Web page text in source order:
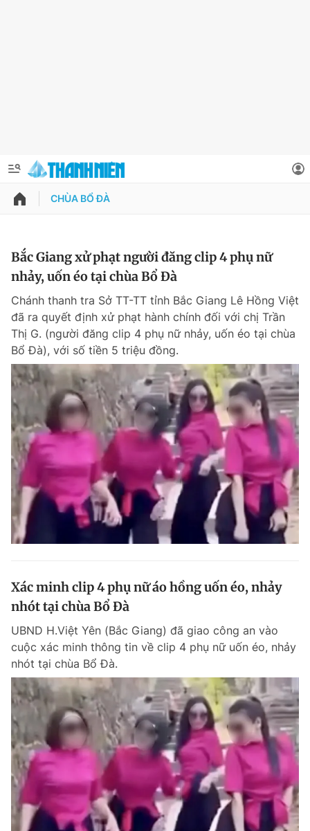
QUẢNG CÁO
Chuyên mục khác
Chào ngày mới Tin 24h
Tin thị trường Tin 360
Video Magazine
Sản phẩm khác
Tiện ích Bạn cần biết
Đọc Thanh Niên trên điện thoại
Theo dõi báo trên
Hotline
0906 645 777
Liên hệ quảng cáo
0908 780 404
Thông tin tài khoản
Đổi mật khẩu
Tin đã lưu
Tin đã xem
Đăng xuất
CHÙA BỔ ĐÀ
Bắc Giang xử phạt người đăng clip 4 phụ nữ
nhảy, uốn éo tại chùa Bổ Đà
Chánh thanh tra Sở TT-TT tỉnh Bắc Giang Lê Hồng Việt
đã ra quyết định xử phạt hành chính đối với chị Trần
Thị G. (người đăng clip 4 phụ nữ nhảy, uốn éo tại chùa
Bổ Đà), với số tiền 5 triệu đồng.
Xác minh clip 4 phụ nữ áo hồng uốn éo, nhảy
nhót tại chùa Bổ Đà
UBND H.Việt Yên (Bắc Giang) đã giao công an vào
cuộc xác minh thông tin về clip 4 phụ nữ uốn éo, nhảy
nhót tại chùa Bổ Đà.